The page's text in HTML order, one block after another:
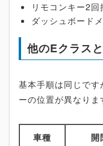
リモコンキー2
ダッシュボード
他のEクラス
基本手順は同じで
ーの位置が異なりま
車種 開